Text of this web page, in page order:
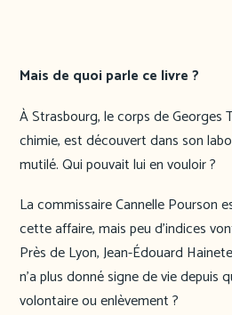
Mais de quoi parle ce livre ?
À Strasbourg, le corps de Georges
chimie, est découvert dans son
mutilé. Qui pouvait lui en vouloir ?
La commissaire Cannelle Pourson
cette affaire, mais peu d’indices
Près de Lyon, Jean-Édouard
n’a plus donné signe de vie depuis
volontaire ou enlèvement ?